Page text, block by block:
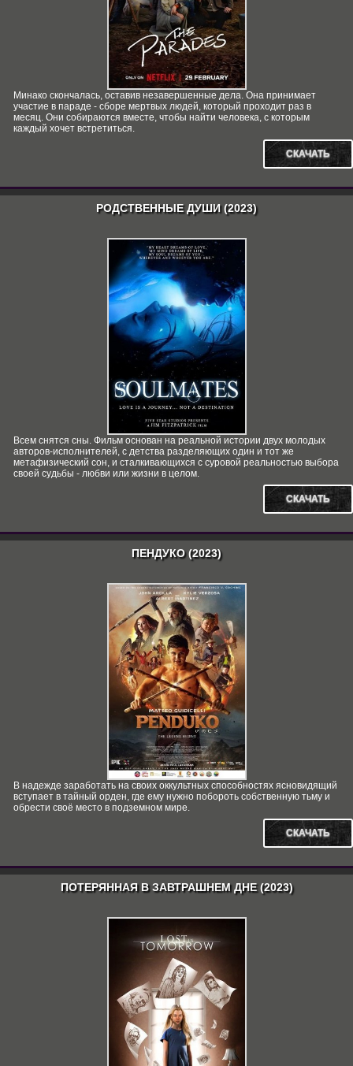
Минако скончалась, оставив незавершенные дела. Она принимает
участие в параде - сборе мертвых людей, который проходит раз в
месяц. Они собираются вместе, чтобы найти человека, с которым
каждый хочет встретиться.
СКАЧАТЬ
РОДСТВЕННЫЕ ДУШИ (2023)
Всем снятся сны. Фильм основан на реальной истории двух молодых
авторов-исполнителей, с детства разделяющих один и тот же
метафизический сон, и сталкивающихся с суровой реальностью выбора
своей судьбы - любви или жизни в целом.
СКАЧАТЬ
ПЕНДУКО (2023)
В надежде заработать на своих оккультных способностях ясновидящий
вступает в тайный орден, где ему нужно побороть собственную тьму и
обрести своё место в подземном мире.
СКАЧАТЬ
ПОТЕРЯННАЯ В ЗАВТРАШНЕМ ДНЕ (2023)